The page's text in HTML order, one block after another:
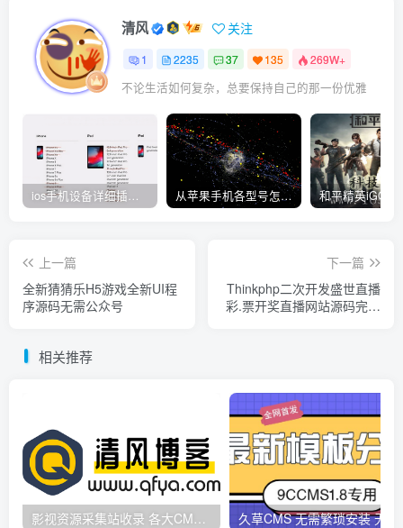
清风 关注
1 2235 37 135 269W+
不论生活如何复杂，总要保持自己的那一份优雅
从苹果手机各型号怎么越狱到怎么开科技完整教程
上一篇
全新猜猜乐H5游戏全新UI程
序源码无需公众号
下一篇
Thinkphp二次开发盛世直播
彩.票开奖直播网站源码完整
相关推荐
影视资源采集站收录 各大CMS采集资源站网址合集